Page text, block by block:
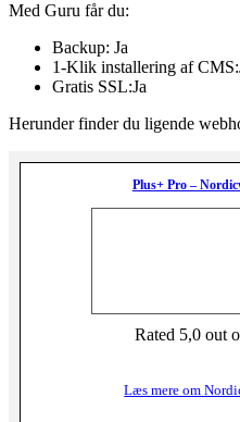
Med Guru får du:
Backup: Ja
1-Klik installering af
Gratis SSL:Ja
Herunder finder du ligende
Plus+ Pro –
Rated 5,0 out
Læs mere om